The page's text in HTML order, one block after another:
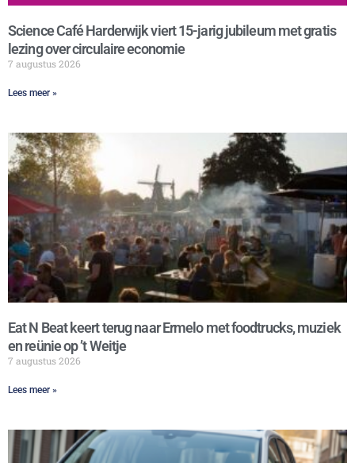
Science Café Harderwijk viert 15-jarig jubileum met gratis
lezing over circulaire economie
7 augustus 2026
Lees meer »
Eat N Beat keert terug naar Ermelo met foodtrucks, muziek
en reünie op ’t Weitje
7 augustus 2026
Lees meer »